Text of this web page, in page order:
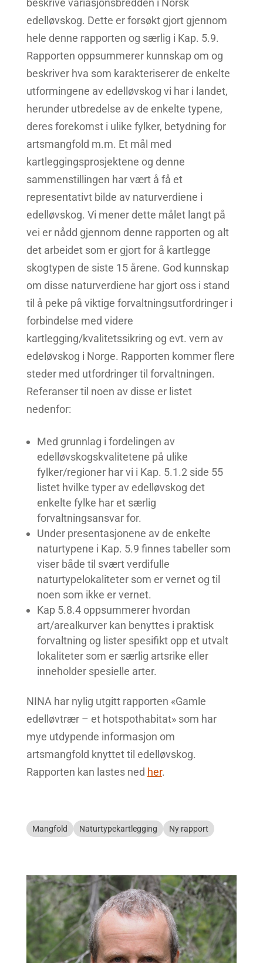
beskrive variasjonsbredden i Norsk
edelløvskog. Dette er forsøkt gjort gjennom
hele denne rapporten og særlig i Kap. 5.9.
Rapporten oppsummerer kunnskap om og
beskriver hva som karakteriserer de enkelte
utformingene av edelløvskog vi har i landet,
herunder utbredelse av de enkelte typene,
deres forekomst i ulike fylker, betydning for
artsmangfold m.m. Et mål med
kartleggingsprosjektene og denne
sammenstillingen har vært å få et
representativt bilde av naturverdiene i
edelløvskog. Vi mener dette målet langt på
vei er nådd gjennom denne rapporten og alt
det arbeidet som er gjort for å kartlegge
skogtypen de siste 15 årene. God kunnskap
om disse naturverdiene har gjort oss i stand
til å peke på viktige forvaltningsutfordringer i
forbindelse med videre
kartlegging/kvalitetssikring og evt. vern av
edeløvskog i Norge. Rapporten kommer flere
steder med utfordringer til forvaltningen.
Referanser til noen av disse er listet
nedenfor:
Med grunnlag i fordelingen av
edelløvskogskvalitetene på ulike
fylker/regioner har vi i Kap. 5.1.2 side 55
listet hvilke typer av edelløvskog det
enkelte fylke har et særlig
forvaltningsansvar for.
Under presentasjonene av de enkelte
naturtypene i Kap. 5.9 finnes tabeller som
viser både til svært verdifulle
naturtypelokaliteter som er vernet og til
noen som ikke er vernet.
Kap 5.8.4 oppsummerer hvordan
art/arealkurver kan benyttes i praktisk
forvaltning og lister spesifikt opp et utvalt
lokaliteter som er særlig artsrike eller
inneholder spesielle arter.
NINA har nylig utgitt rapporten «Gamle
edelløvtrær – et hotspothabitat» som har
mye utdypende informasjon om
artsmangfold knyttet til edelløvskog.
Rapporten kan lastes ned her.
Mangfold Naturtypekartlegging Ny rapport